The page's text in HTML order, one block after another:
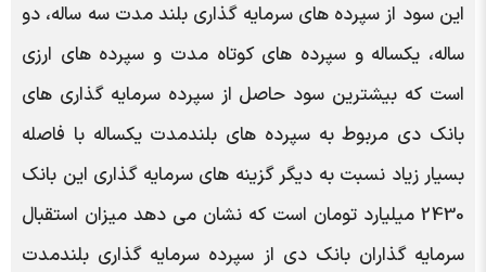
این سود از سپرده های سرمایه گذاری بلند مدت سه ساله، دو
ساله، یکساله و سپرده های کوتاه مدت و سپرده های ارزی
است که بیشترین سود حاصل از سپرده سرمایه گذاری های
بانک دی مربوط به سپرده های بلندمدت یکساله با فاصله
بسیار زیاد نسبت به دیگر گزینه های سرمایه گذاری این بانک
2430 میلیارد تومان است که نشان می دهد میزان استقبال
سرمایه گذاران بانک دی از سپرده سرمایه گذاری بلندمدت